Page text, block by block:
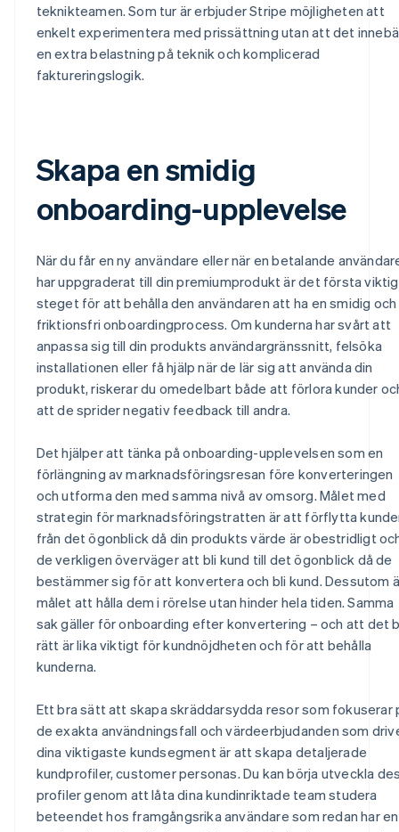
teknikteamen. Som tur är erbjuder Stripe möjligheten att
enkelt experimentera med prissättning utan att det
en extra belastning på teknik och komplicerad
faktureringslogik.
Skapa en smidig
onboarding-upplevelse
När du får en ny användare eller när en betalande
har uppgraderat till din premiumprodukt är det första
steget för att behålla den användaren att ha en smidig och
friktionsfri onboardingprocess. Om kunderna har svårt att
anpassa sig till din produkts användargränssnitt, felsöka
installationen eller få hjälp när de lär sig att använda din
produkt, riskerar du omedelbart både att förlora kunder
att de sprider negativ feedback till andra.
Det hjälper att tänka på onboarding-upplevelsen som en
förlängning av marknadsföringsresan före konverteringen
och utforma den med samma nivå av omsorg. Målet med
strategin för marknadsföringstratten är att förflytta
från det ögonblick då din produkts värde är obestridligt
de verkligen överväger att bli kund till det ögonblick då de
bestämmer sig för att konvertera och bli kund. Dessutom
målet att hålla dem i rörelse utan hinder hela tiden. Samma
sak gäller för onboarding efter konvertering – och att det
rätt är lika viktigt för kundnöjdheten och för att behålla
kunderna.
Ett bra sätt att skapa skräddarsydda resor som fokuserar
de exakta användningsfall och värdeerbjudanden som
dina viktigaste kundsegment är att skapa detaljerade
kundprofiler, customer personas. Du kan börja utveckla
profiler genom att låta dina kundinriktade team studera
beteendet hos framgångsrika användare som redan har en